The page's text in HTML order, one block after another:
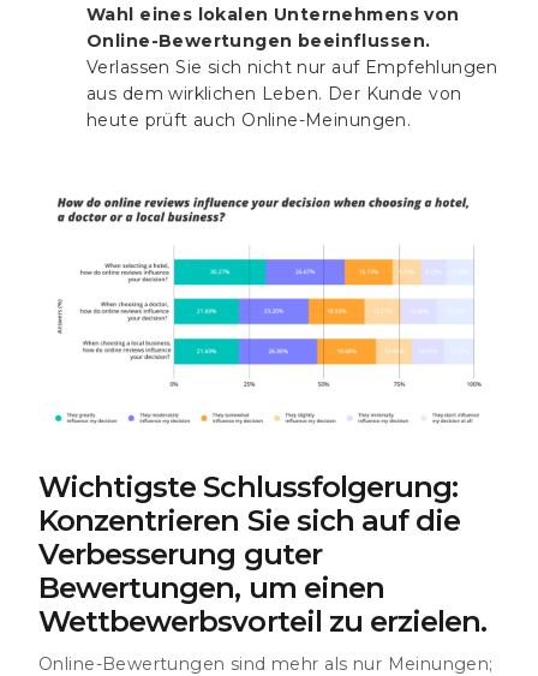
Wahl eines lokalen Unternehmens von
Online-Bewertungen beeinflussen.
Verlassen Sie sich nicht nur auf Empfehlungen
aus dem wirklichen Leben. Der Kunde von
heute prüft auch Online-Meinungen.
Wichtigste Schlussfolgerung:
Konzentrieren Sie sich auf die
Verbesserung guter
Bewertungen, um einen
Wettbewerbsvorteil zu erzielen.
Online-Bewertungen sind mehr als nur Meinungen;